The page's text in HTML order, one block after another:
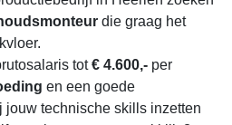
die graag het
tot€ 4.600,- per
en een goede
jouw technische skills inzetten